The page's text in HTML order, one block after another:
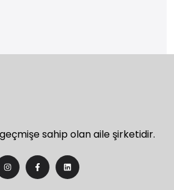
sahip olan aile şirketidir.